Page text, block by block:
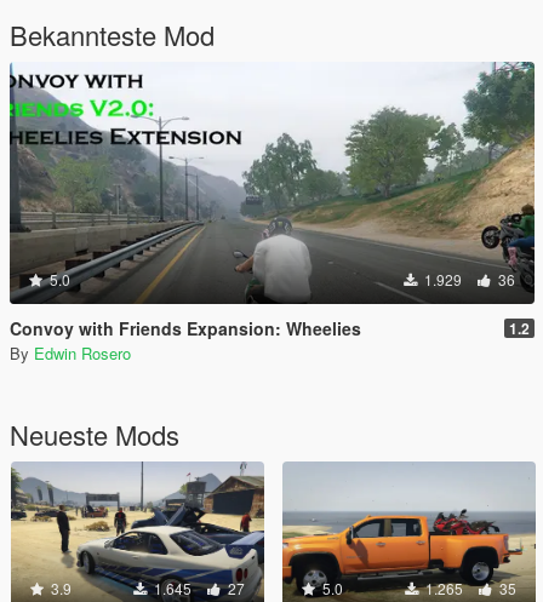
Bekannteste Mod
5.0 1.929 36
Convoy with Friends Expansion: Wheelies 1.2
By Edwin Rosero
Neueste Mods
3.9 1.645 27 5.0 1.265 35